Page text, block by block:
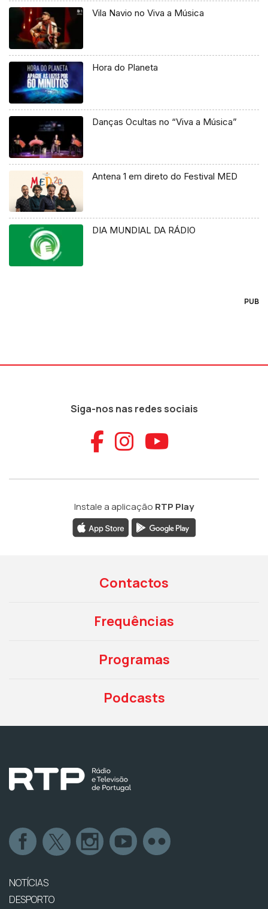
Vila Navio no Viva a Música
Hora do Planeta
Danças Ocultas no “Viva a Música”
Antena 1 em direto do Festival MED
DIA MUNDIAL DA RÁDIO
PUB
Siga-nos nas redes sociais
Aceder ao
Aceder ao
Aceder
Instale a aplicação RTP Play
Contactos
Frequências
Programas
Podcasts
NOTÍCIAS
DESPORTO